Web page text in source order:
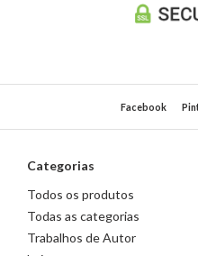
Facebook
Categorias
Todos os produtos
Todas as categorias
Trabalhos de Autor